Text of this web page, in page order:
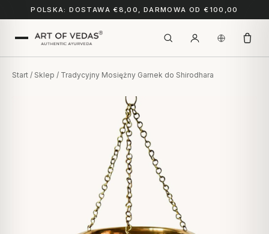
POLSKA: DOSTAWA €8,00, DARMOWA OD €100,00
Start / Sklep / Tradycyjny Mosiężny Garnek do Shirodhara